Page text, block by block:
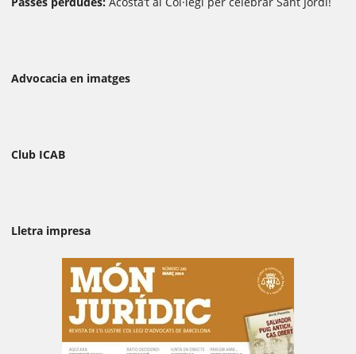
Advocacia en imatges
Club ICAB
Lletra impresa